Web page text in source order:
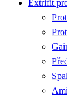
Extrifit